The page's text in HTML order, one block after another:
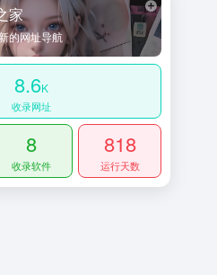
家
的网址导航
8.6K
收录网址
8
收录软件
818
运行天数